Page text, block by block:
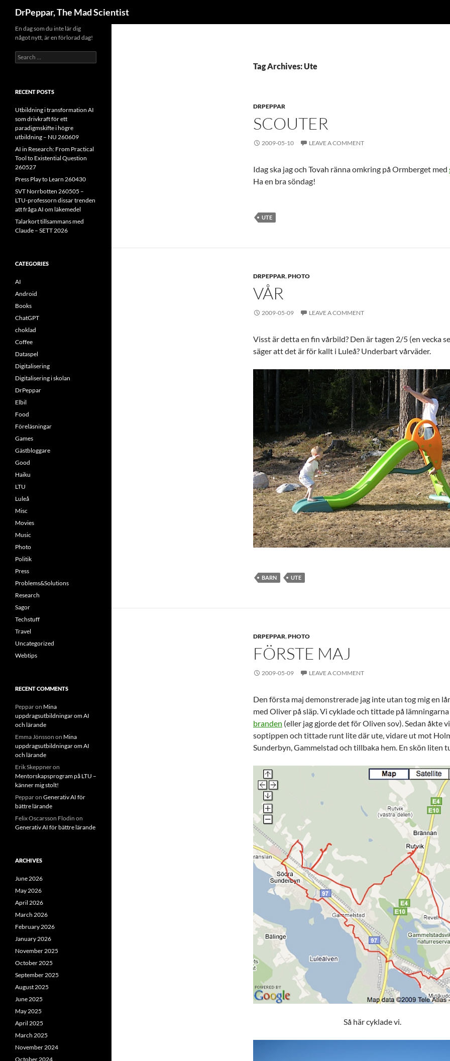
content
DrPeppar, The Mad Scientist
Tag Archives: Ute
DRPEPPAR
SCOUTER
2009-05-10 LEAVE A COMMENT
Idag ska jag och Tovah ränna omkring på Ormberget med
Ha en bra söndag!
UTE
DRPEPPAR,PHOTO
VÅR
2009-05-09 LEAVE A COMMENT
Visst är detta en fin vårbild? Den är tagen 2/5 (en vecka
säger att det är för kallt i Luleå? Underbart vårväder.
BARN UTE
DRPEPPAR,PHOTO
FÖRSTE MAJ
2009-05-09 LEAVE A COMMENT
Den första maj demonstrerade jag inte utan tog mig en
med Oliver på släp. Vi cyklade och tittade på
branden (eller jag gjorde det för Oliven sov). Sedan åkte
soptippen och tittade runt lite där ute, vidare ut mot
Sunderbyn, Gammelstad och tillbaka hem. En skön liten
Så här cyklade vi.
En dag som du inte lär dig
något nytt, är en förlorad dag!
Search
for:
RECENT POSTS
Utbildning i transformation AI
som drivkraft för ett
paradigmskifte i högre
utbildning – NU 260609
AI in Research: From Practical
Tool to Existential Question
260527
Press Play to Learn 260430
SVT Norrbotten 260505 –
LTU-professorn dissar trenden
att fråga AI om läkemedel
Talarkort tillsammans med
Claude – SETT 2026
CATEGORIES
AI
Android
Books
ChatGPT
choklad
Coffee
Dataspel
Digitalisering
Digitalisering i skolan
DrPeppar
Elbil
Food
Föreläsningar
Games
Gästbloggare
Good
Haiku
LTU
Luleå
Misc
Movies
Music
Photo
Politik
Press
Problems&Solutions
Research
Sagor
Techstuff
Travel
Uncategorized
Webtips
RECENT COMMENTS
Pepparon Mina
uppdragsutbildningar om AI
och lärande
Emma Jönsson on Mina
uppdragsutbildningar om AI
och lärande
Erik Skeppneron
Mentorskapsprogram på LTU –
känner mig stolt!
Pepparon Generativ AI för
bättre lärande
Felix Oscarsson Flodin on
Generativ AI för bättre lärande
ARCHIVES
June 2026
May 2026
April 2026
March 2026
February 2026
January 2026
November 2025
October 2025
September 2025
August 2025
June 2025
May 2025
April 2025
March 2025
November 2024
October 2024